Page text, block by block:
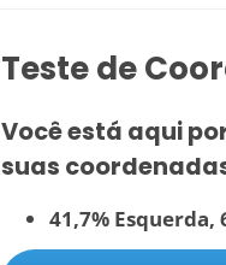
Teste de
Você está aqui
suas
41,7% Esquerda,